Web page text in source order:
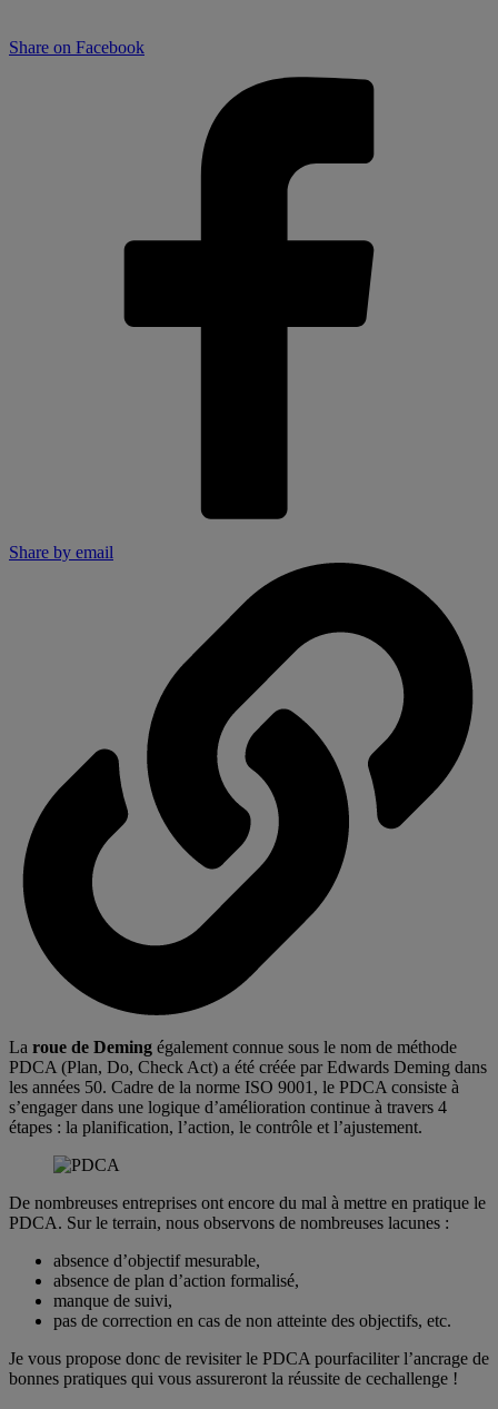
Share on Facebook
Share by email
La roue de Deming également connue sous le nom de méthode
PDCA (Plan, Do, Check Act) a été créée par Edwards Deming dans
les années 50. Cadre de la norme ISO 9001, le PDCA consiste à
s’engager dans une logique d’amélioration continue à travers 4
étapes : la planification, l’action, le contrôle et l’ajustement.
De nombreuses entreprises ont encore du mal à mettre en pratique le
PDCA. Sur le terrain, nous observons de nombreuses lacunes :
absence d’objectif mesurable,
absence de plan d’action formalisé,
manque de suivi,
pas de correction en cas de non atteinte des objectifs, etc.
Je vous propose donc de revisiter le PDCA pourfaciliter l’ancrage de
bonnes pratiques qui vous assureront la réussite de cechallenge !